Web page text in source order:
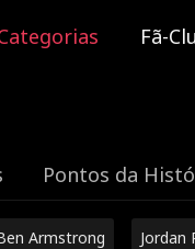
Fã-
Pontos da
Armstrong Jordan